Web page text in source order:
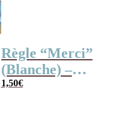
Règle “Merci”
(Blanche) –
Cadeau maîtresse
1,50€